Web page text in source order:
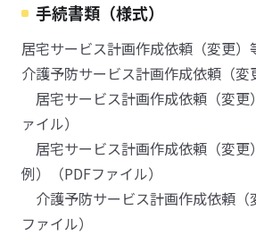
手続書類（様式）
居宅サービス計画作成依頼（変更）
介護予防サービス計画作成依頼（変
居宅サービス計画作成依頼（変更
ァイル）
居宅サービス計画作成依頼（変更
例）（PDFファイル）
介護予防サービス計画作成依頼（
ファイル）